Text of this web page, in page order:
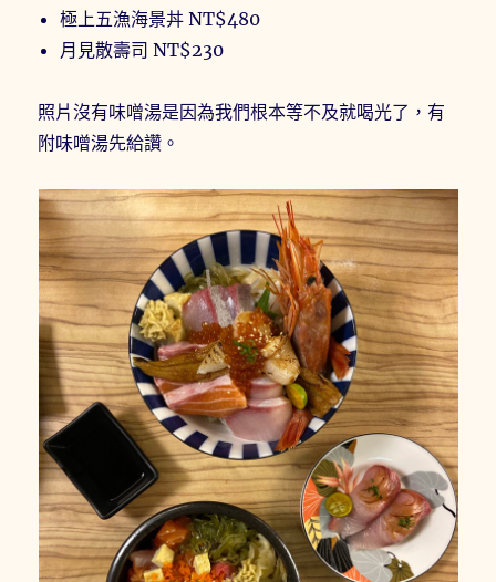
極上五漁海景丼 NT$480
月見散壽司 NT$230
照片沒有味噌湯是因為我們根本等不及就喝光了，有
附味噌湯先給讚。